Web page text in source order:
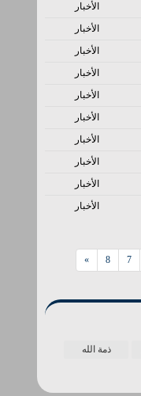
الأخبار
الأخبار
الأخبار
الأخبار
الأخبار
الأخبار
الأخبار
الأخبار
الأخبار
الأخبار
7
8
»
ذمة الله